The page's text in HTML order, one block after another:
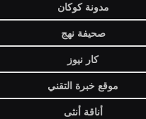
مدونة كوكان
صحيفة نهج
كار نيوز
موقع خبرة التقني
أناقة أنثى